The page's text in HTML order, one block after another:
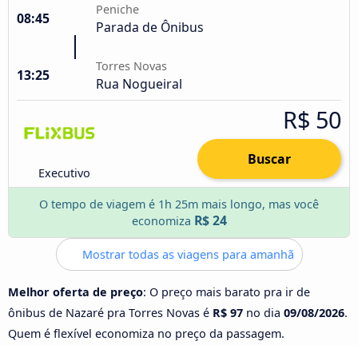
08:45
Peniche
Parada de Ônibus
13:25
Torres Novas
Rua Nogueiral
Executivo
R$ 50
Buscar
O tempo de viagem é 1h 25m mais longo, mas você
economiza R$ 24
Mostrar todas as viagens para amanhã
Melhor oferta de preço: O preço mais barato pra ir de
ônibus de Nazaré pra Torres Novas é R$ 97 no dia 09/08/2026.
Quem é flexível economiza no preço da passagem.